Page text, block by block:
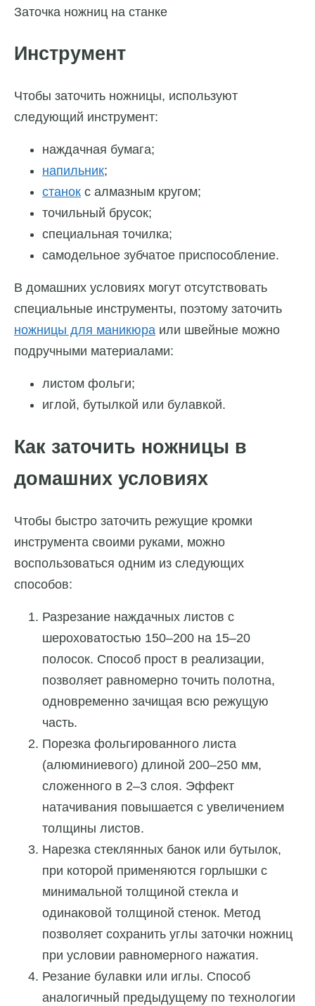
Заточка ножниц на станке
Инструмент
Чтобы заточить ножницы, используют
следующий инструмент:
наждачная бумага;
напильник;
станок с алмазным кругом;
точильный брусок;
специальная точилка;
самодельное зубчатое приспособление.
В домашних условиях могут отсутствовать
специальные инструменты, поэтому заточить
ножницы для маникюра или швейные можно
подручными материалами:
листом фольги;
иглой, бутылкой или булавкой.
Как заточить ножницы в
домашних условиях
Чтобы быстро заточить режущие кромки
инструмента своими руками, можно
воспользоваться одним из следующих
способов:
Разрезание наждачных листов с
шероховатостью 150–200 на 15–20
полосок. Способ прост в реализации,
позволяет равномерно точить полотна,
одновременно зачищая всю режущую
часть.
Порезка фольгированного листа
(алюминиевого) длиной 200–250 мм,
сложенного в 2–3 слоя. Эффект
натачивания повышается с увеличением
толщины листов.
Нарезка стеклянных банок или бутылок,
при которой применяются горлышки с
минимальной толщиной стекла и
одинаковой толщиной стенок. Метод
позволяет сохранить углы заточки ножниц
при условии равномерного нажатия.
Резание булавки или иглы. Способ
аналогичный предыдущему по технологии